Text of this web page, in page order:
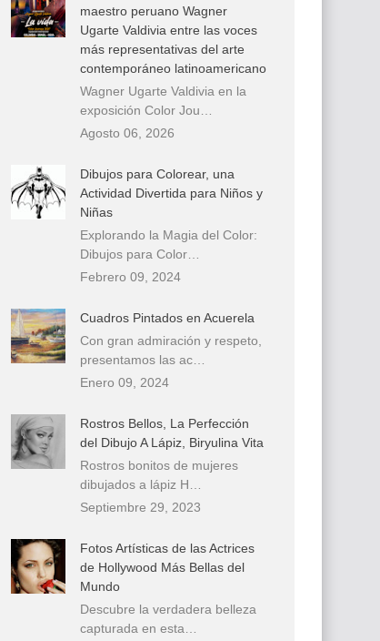
maestro peruano Wagner
Ugarte Valdivia entre las voces
más representativas del arte
contemporáneo latinoamericano
Wagner Ugarte Valdivia en la
exposición Color Jou…
Agosto 06, 2026
Dibujos para Colorear, una
Actividad Divertida para Niños y
Niñas
Explorando la Magia del Color:
Dibujos para Color…
Febrero 09, 2024
Cuadros Pintados en Acuerela
Con gran admiración y respeto,
presentamos las ac…
Enero 09, 2024
Rostros Bellos, La Perfección
del Dibujo A Lápiz, Biryulina Vita
Rostros bonitos de mujeres
dibujados a lápiz H…
Septiembre 29, 2023
Fotos Artísticas de las Actrices
de Hollywood Más Bellas del
Mundo
Descubre la verdadera belleza
capturada en esta…